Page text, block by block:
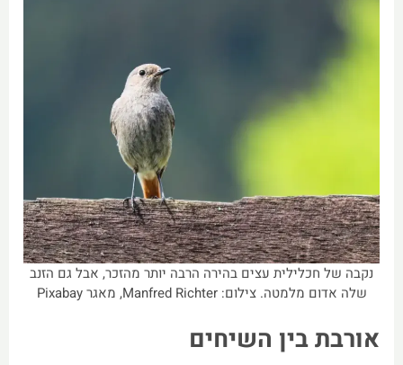
נקבה של חכלילית עצים בהירה הרבה יותר מהזכר, אבל גם הזנב
שלה אדום מלמטה. צילום: Manfred Richter, מאגר Pixabay
אורבת בין השיחים